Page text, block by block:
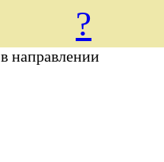
?
в направлении